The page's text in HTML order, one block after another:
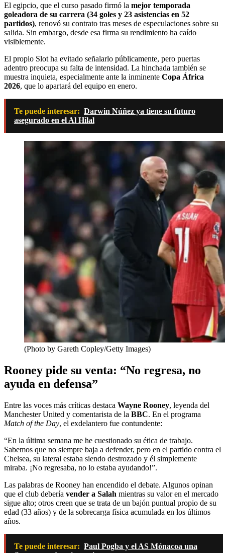
El egipcio, que el curso pasado firmó la mejor temporada
goleadora de su carrera (34 goles y 23 asistencias en 52
partidos), renovó su contrato tras meses de especulaciones sobre su
salida. Sin embargo, desde esa firma su rendimiento ha caído
visiblemente.
El propio Slot ha evitado señalarlo públicamente, pero puertas
adentro preocupa su falta de intensidad. La hinchada también se
muestra inquieta, especialmente ante la inminente Copa África
2026, que lo apartará del equipo en enero.
Te puede interesar: Darwin Núñez ya tiene su futuro
asegurado en el Al Hilal
(Photo by Gareth Copley/Getty Images)
Rooney pide su venta: “No regresa, no
ayuda en defensa”
Entre las voces más críticas destaca Wayne Rooney, leyenda del
Manchester United y comentarista de la BBC. En el programa
Match of the Day, el exdelantero fue contundente:
“En la última semana me he cuestionado su ética de trabajo.
Sabemos que no siempre baja a defender, pero en el partido contra el
Chelsea, su lateral estaba siendo destrozado y él simplemente
miraba. ¡No regresaba, no lo estaba ayudando!”.
Las palabras de Rooney han encendido el debate. Algunos opinan
que el club debería vender a Salah mientras su valor en el mercado
sigue alto; otros creen que se trata de un bajón puntual propio de su
edad (33 años) y de la sobrecarga física acumulada en los últimos
años.
Te puede interesar: Paul Pogba y el AS Mónacoa una